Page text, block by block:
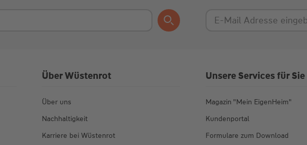
Über Wüstenrot
Über uns
Nachhaltigkeit
Karriere bei Wüstenrot
Unsere Services für Sie
Magazin "Mein EigenHeim"
Kundenportal
Formulare zum Download